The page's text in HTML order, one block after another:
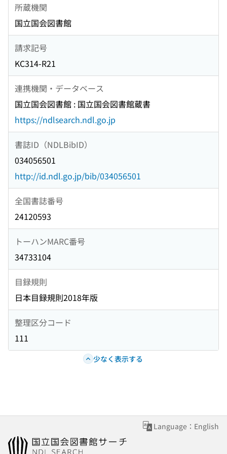
所蔵機関
国立国会図書館
請求記号
KC314-R21
連携機関・データベース
国立国会図書館 : 国立国会図書館蔵書
https://ndlsearch.ndl.go.jp
書誌ID（NDLBibID）
034056501
http://id.ndl.go.jp/bib/034056501
全国書誌番号
24120593
トーハンMARC番号
34733104
目録規則
日本目録規則2018年版
整理区分コード
111
少なく表示する
Language：English